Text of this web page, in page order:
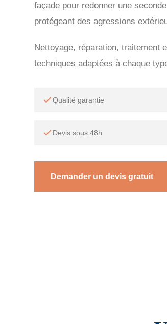
façade pour redonner une
protégeant des agressions
Nettoyage, réparation, traitement
techniques adaptées à chaque
Qualité garantie
Devis sous 48h
Demander un devis gratuit